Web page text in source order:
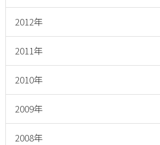
2012年
2011年
2010年
2009年
2008年